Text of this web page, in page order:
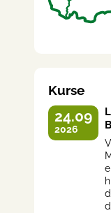
Kurse
24.09
2026